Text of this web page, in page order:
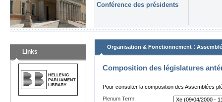
Conférence des présidents
Links
Organisation & Fonctionnement :
Composition des législatures
Pour consulter la composition des Assemblées
Plenum Term: